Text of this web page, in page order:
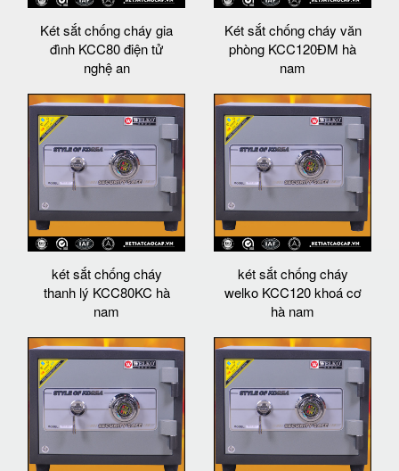
Két sắt chống cháy gia
đình KCC80 điện tử
nghệ an
Két sắt chống cháy văn
phòng KCC120ĐM hà
nam
két sắt chống cháy
thanh lý KCC80KC hà
nam
két sắt chống cháy
welko KCC120 khoá cơ
hà nam